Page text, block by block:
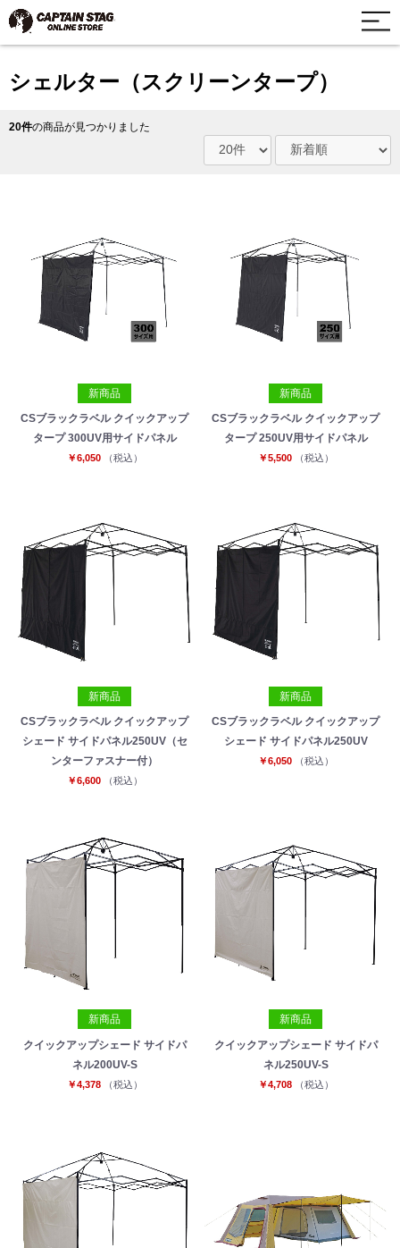
シェルター（スクリーンタープ）
20件の商品が見つかりました
新商品
CSブラックラベル クイックアップ
タープ 300UV用サイドパネル
￥6,050 （税込）
新商品
CSブラックラベル クイックアップ
タープ 250UV用サイドパネル
￥5,500 （税込）
新商品
CSブラックラベル クイックアップ
シェード サイドパネル250UV（セ
ンターファスナー付）
￥6,600 （税込）
新商品
CSブラックラベル クイックアップ
シェード サイドパネル250UV
￥6,050 （税込）
新商品
クイックアップシェード サイドパ
ネル200UV-S
￥4,378 （税込）
新商品
クイックアップシェード サイドパ
ネル250UV-S
￥4,708 （税込）